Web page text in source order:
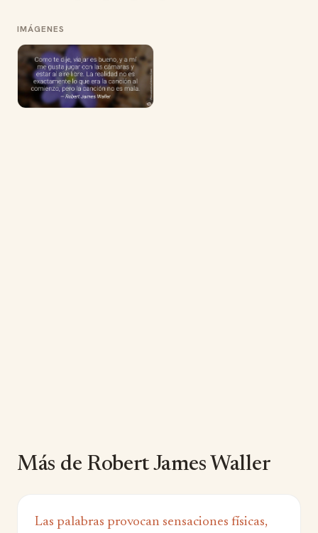
IMÁGENES
Más de Robert James Waller
Las palabras provocan sensaciones físicas,